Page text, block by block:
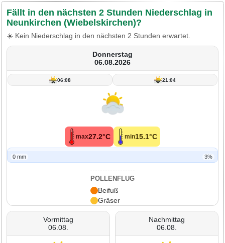
Fällt in den nächsten 2 Stunden Niederschlag in
Neunkirchen (Wiebelskirchen)?
☀️ Kein Niederschlag in den nächsten 2 Stunden erwartet.
Donnerstag
06.08.2026
06:08 21:04
max27.2°C min15.1°C
0 mm 3%
POLLENFLUG
Beifuß
Gräser
Vormittag
06.08.
Nachmittag
06.08.